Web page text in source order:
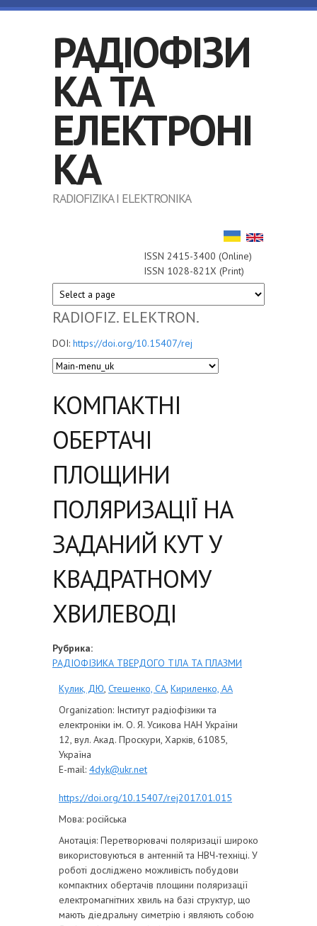
Перейти до основного матеріалу
РАДІОФІЗИ
КА ТА
ЕЛЕКТРОНІ
КА
RADIOFIZIKA I ELEKTRONIKA
ISSN 2415-3400 (Online)
ISSN 1028-821X (Print)
RADIOFIZ. ELEKTRON.
DOI: https://doi.org/10.15407/rej
КОМПАКТНІ
ОБЕРТАЧІ
ПЛОЩИНИ
ПОЛЯРИЗАЦІЇ НА
ЗАДАНИЙ КУТ У
КВАДРАТНОМУ
ХВИЛЕВОДІ
Рубрика:
РАДІОФІЗИКА ТВЕРДОГО ТІЛА ТА ПЛАЗМИ
Кулик, ДЮ Стешенко, СА Кириленко, АА
Organization: Інститут радіофізики та
електроніки ім. О. Я. Усикова НАН України
12, вул. Акад. Проскури, Харків, 61085,
Україна
E-mail: 4dyk@ukr.net
https://doi.org/10.15407/rej2017.01.015
Мова: російська
Анотація: Перетворювачі поляризації широко
використовуються в антенній та НВЧ-техніці. У
роботі досліджено можливість побудови
компактних обертачів площини поляризації
електромагнітних хвиль на базі структур, що
мають діедральну симетрію і являють собою